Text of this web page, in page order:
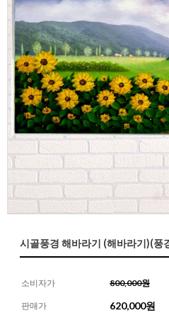
시골풍경 해바라기 (해바라기)(풍
소비자가 800,000원
판매가 620,000원